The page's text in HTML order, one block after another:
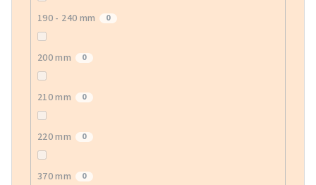
190 - 240 mm 0
200 mm 0
210 mm 0
220 mm 0
370 mm 0